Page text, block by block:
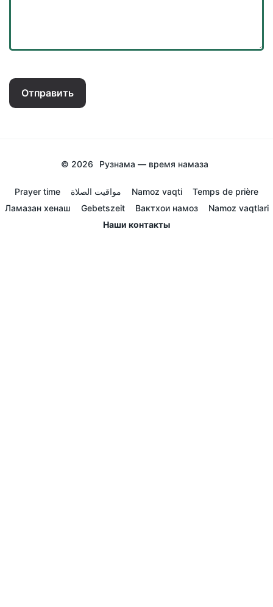
Отправить
© 2026 Рузнама — время намаза
Prayer time مواقيت الصلاة Namoz vaqti
Temps de prière
Ламазан хенаш
Gebetszeit Вактхои намоз
Namoz vaqtlari
Наши контакты